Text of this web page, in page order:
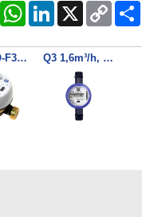
FacebookWhatsAppLinkedInX
Copy
Link
HG-12CO-F3SS-10HD Vodoměr DN15, T50, 868MHZ LORAWAN Q3 1,6m³/h, G¾B(R½) x 110mm (DN15), PN16, R250 LORAWAN